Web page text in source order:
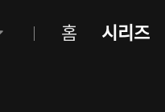
홈 시리즈